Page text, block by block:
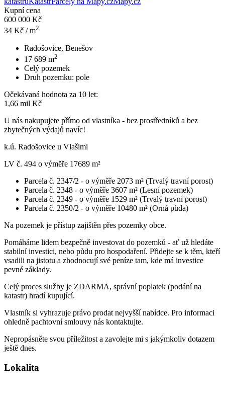
Kupní cena
600 000 Kč
34 Kč / m2
Radošovice, Benešov
17 689 m2
Celý pozemek
Druh pozemku: pole
Očekávaná hodnota za 10 let:
1,66 mil Kč
U nás nakupujete přímo od vlastníka - bez prostředníků a bez
zbytečných výdajů navíc!
k.ú. Radošovice u Vlašimi
LV č. 494 o výměře 17689 m²
Parcela č. 2347/2 - o výměře 2073 m² (Trvalý travní porost)
Parcela č. 2348 - o výměře 3607 m² (Lesní pozemek)
Parcela č. 2349 - o výměře 1529 m² (Trvalý travní porost)
Parcela č. 2350/2 - o výměře 10480 m² (Orná půda)
Na pozemek je přístup zajištěn přes pozemky obce.
Pomáháme lidem bezpečně investovat do pozemků - ať už hledáte
stabilní investici, nebo půdu pro hospodaření. Přidejte se k těm, kteří
vsadili na jistotu a zhodnocují své peníze tam, kde má investice
pevné základy.
Celý proces služby je ZDARMA, správní poplatek (podání na
katastr) hradí kupující.
Vlastník si vyhrazuje právo prodat nejvyšší nabídce. Pro informaci
ohledně pachtovní smlouvy nás kontaktujte.
Nepropásněte svou příležitost a zavolejte mi s jakýmkoliv dotazem
ještě dnes.
Lokalita